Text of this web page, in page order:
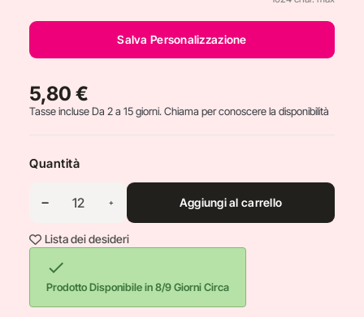
Salva Personalizzazione
5,80 €
Tasse incluseDa 2 a 15 giorni. Chiama per conoscere la disponibilità
Quantità
Aggiungi al carrello
Lista dei desideri

Prodotto Disponibile in 8/9 Giorni Circa